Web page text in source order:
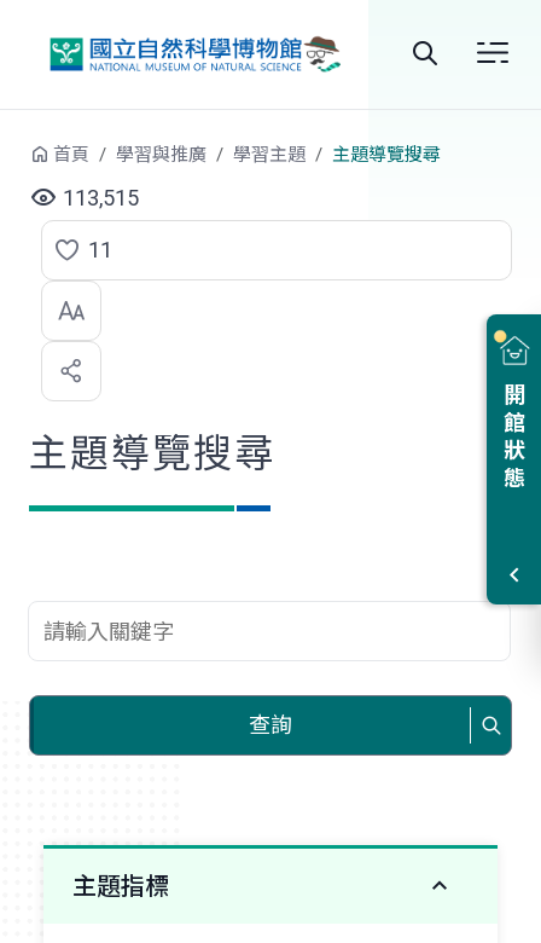
站
尋
開館狀態
首頁 學習與推廣 學習主題 主題導覽搜尋
113,515
點
選
喜
歡
11
主題導覽搜尋
查詢關鍵字
查詢
主題指標